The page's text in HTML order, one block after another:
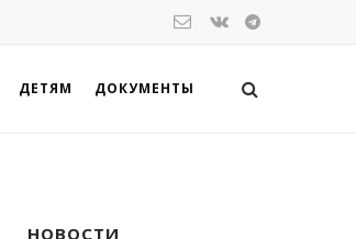
ДЕТЯМ ДОКУМЕНТЫ
НОВОСТИ